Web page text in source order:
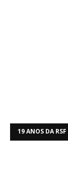
19 ANOS DA